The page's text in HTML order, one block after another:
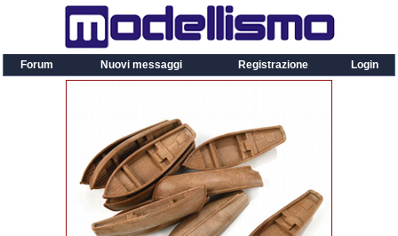
Forum Nuovi messaggi Registrazione Login